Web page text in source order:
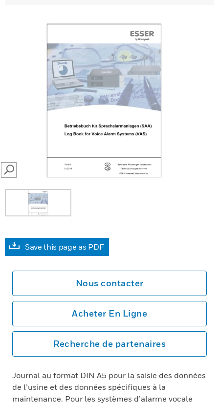
SEARCH
Save this page as PDF
Nous contacter
Acheter En Ligne
Recherche de partenaires
Journal au format DIN A5 pour la saisie des données
de l’usine et des données spécifiques à la
maintenance. Pour les systèmes d’alarme vocale